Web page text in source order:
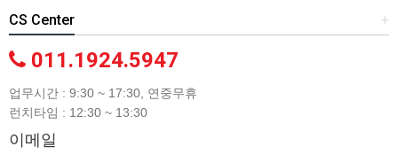
+
CS Center
011.1924.5947
업무시간 : 9:30 ~ 17:30, 연중무휴
런치타임 : 12:30 ~ 13:30
이메일